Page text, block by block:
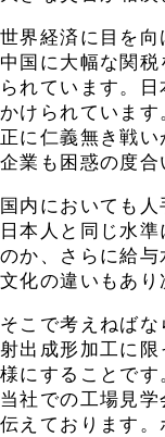
世界経済に目を
中国に大幅な関
られています。
かけられています
正に仁義無き戦
企業も困惑の度合
国内においても
日本人と同じ水
のか、さらに給
文化の違いもあ
そこで考えねば
射出成形加工に
様にすることで
当社での工場見
伝えております